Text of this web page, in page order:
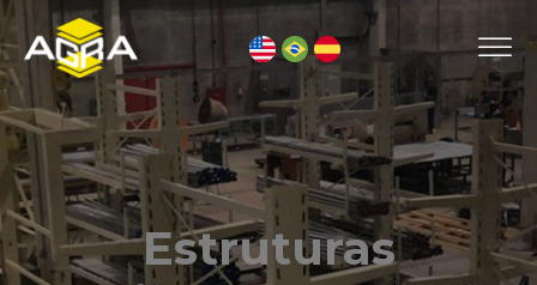
Estruturas